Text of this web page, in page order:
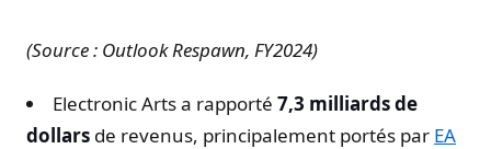
(Source : Outlook Respawn, FY2024)
Electronic Arts a rapporté 7,3 milliards de
dollars de revenus, principalement portés par EA